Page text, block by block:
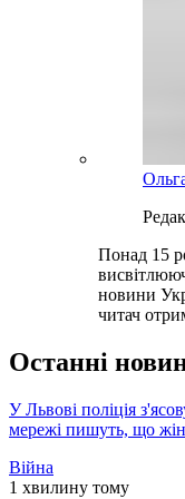
Понад 15
новини
читач
Останні
У Львові поліція
мережі пишуть, що
Війна
1 хвилину тому